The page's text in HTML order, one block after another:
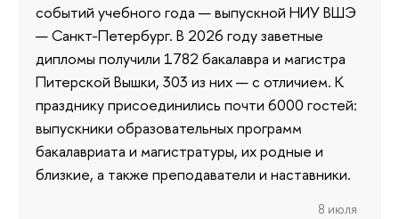
событий учебного года — выпускной НИУ ВШЭ
— Санкт-Петербург. В 2026 году заветные
дипломы получили 1782 бакалавра и магистра
Питерской Вышки, 303 из них — с отличием. К
празднику присоединились почти 6000 гостей:
выпускники образовательных программ
бакалавриата и магистратуры, их родные и
близкие, а также преподаватели и наставники.
8 июля